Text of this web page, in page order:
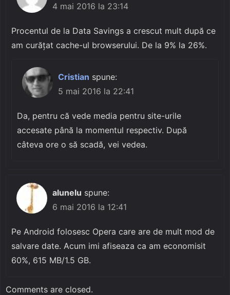
4 mai 2016 la 23:14
Procentul de la Data Savings a crescut mult după ce
am curățat cache-ul browserului. De la 9% la 26%.
Cristian spune:
5 mai 2016 la 22:41
Da, pentru că vede media pentru site-urile
accesate până la momentul respectiv. După
câteva ore o să scadă, vei vedea.
alunelu spune:
6 mai 2016 la 12:41
Pe Android folosesc Opera care are de mult mod de
salvare date. Acum imi afiseaza ca am economisit
60%, 615 MB/1.5 GB.
Comments are closed.